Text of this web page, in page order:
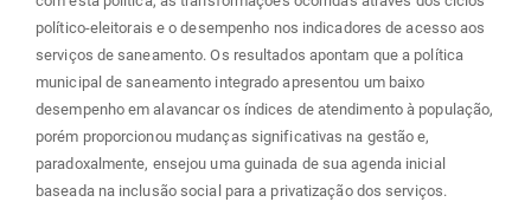
político-eleitorais e o desempenho nos indicadores de acesso aos
serviços de saneamento. Os resultados apontam que a política
municipal de saneamento integrado apresentou um baixo
desempenho em alavancar os índices de atendimento à população,
porém proporcionou mudanças significativas na gestão e,
paradoxalmente, ensejou uma guinada de sua agenda inicial
baseada na inclusão social para a privatização dos serviços.